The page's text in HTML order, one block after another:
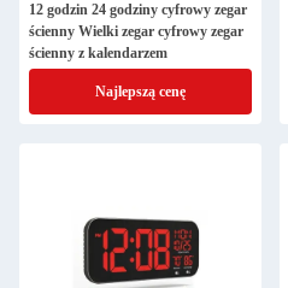
12 godzin 24 godziny cyfrowy zegar
ścienny Wielki zegar cyfrowy zegar
ścienny z kalendarzem
Najlepszą cenę